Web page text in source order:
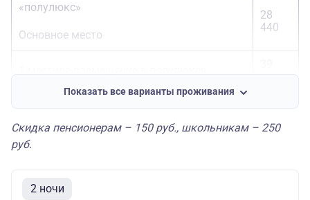
«полулюкс»
Основное место
28
440
Основное место
550
Показать все варианты проживания
Скидка пенсионерам – 150 руб., школьникам – 250
руб.
2 ночи